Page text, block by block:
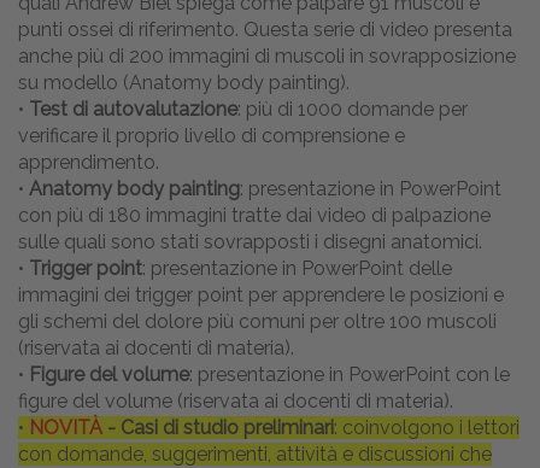
punti ossei di riferimento. Questa serie di video presenta
anche più di 200 immagini di muscoli in sovrapposizione
su modello (Anatomy body painting).
• Test di autovalutazione: più di 1000 domande per
verificare il proprio livello di comprensione e
apprendimento.
• Anatomy body painting: presentazione in PowerPoint
con più di 180 immagini tratte dai video di palpazione
sulle quali sono stati sovrapposti i disegni anatomici.
• Trigger point: presentazione in PowerPoint delle
immagini dei trigger point per apprendere le posizioni e
gli schemi del dolore più comuni per oltre 100 muscoli
(riservata ai docenti di materia).
• Figure del volume: presentazione in PowerPoint con le
figure del volume (riservata ai docenti di materia).
• NOVITÀ - Casi di studio preliminari: coinvolgono i lettori
con domande, suggerimenti, attività e discussioni che